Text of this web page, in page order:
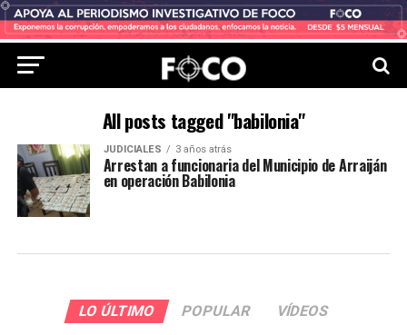
All posts tagged "babilonia"
JUDICIALES 3 años atrás
Arrestan a funcionaria del Municipio de Arraiján
en operación Babilonia
LO ÚLTIMO POPULAR VÍDEOS